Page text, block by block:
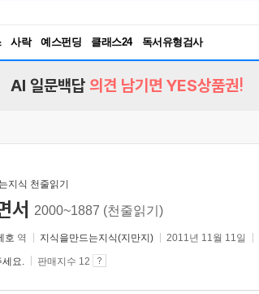
사락 예스펀딩 클래스24
독서유형검사
RBTI Lab
AI 일문백답 의견 남기면 YES상품권!
지식 천줄읽기
서 2000~1887 (천줄읽기)
호 역 지식을만드는지식(지만지) 2011년 11월 11일
세요. 판매지수 12